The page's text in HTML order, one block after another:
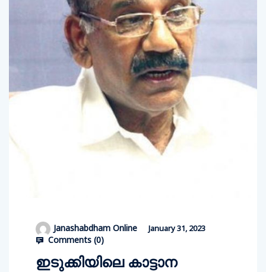
Janashabdham Online January 31, 2023
Comments (0)
ഇടുക്കിയിലെ കാട്ടാന